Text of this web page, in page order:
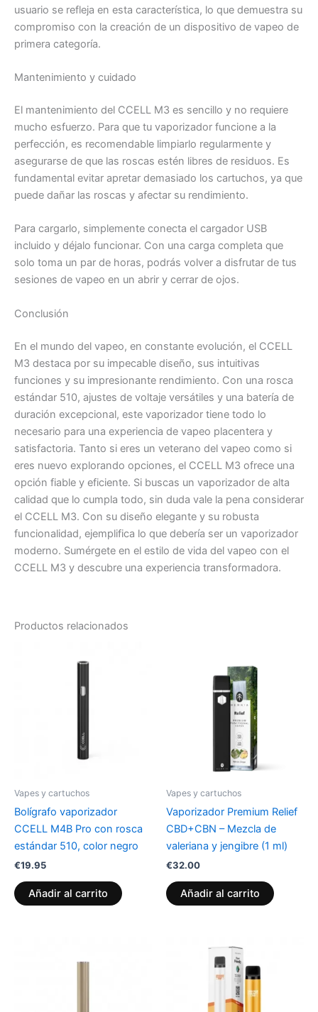
usuario se refleja en esta característica, lo que demuestra su
compromiso con la creación de un dispositivo de vapeo de
primera categoría.
Mantenimiento y cuidado
El mantenimiento del CCELL M3 es sencillo y no requiere
mucho esfuerzo. Para que tu vaporizador funcione a la
perfección, es recomendable limpiarlo regularmente y
asegurarse de que las roscas estén libres de residuos. Es
fundamental evitar apretar demasiado los cartuchos, ya que
puede dañar las roscas y afectar su rendimiento.
Para cargarlo, simplemente conecta el cargador USB
incluido y déjalo funcionar. Con una carga completa que
solo toma un par de horas, podrás volver a disfrutar de tus
sesiones de vapeo en un abrir y cerrar de ojos.
Conclusión
En el mundo del vapeo, en constante evolución, el CCELL
M3 destaca por su impecable diseño, sus intuitivas
funciones y su impresionante rendimiento. Con una rosca
estándar 510, ajustes de voltaje versátiles y una batería de
duración excepcional, este vaporizador tiene todo lo
necesario para una experiencia de vapeo placentera y
satisfactoria. Tanto si eres un veterano del vapeo como si
eres nuevo explorando opciones, el CCELL M3 ofrece una
opción fiable y eficiente. Si buscas un vaporizador de alta
calidad que lo cumpla todo, sin duda vale la pena considerar
el CCELL M3. Con su diseño elegante y su robusta
funcionalidad, ejemplifica lo que debería ser un vaporizador
moderno. Sumérgete en el estilo de vida del vapeo con el
CCELL M3 y descubre una experiencia transformadora.
Productos relacionados
Vapes y cartuchos
Bolígrafo vaporizador
CCELL M4B Pro con rosca
estándar 510, color negro
€19.95
Añadir al carrito
Vapes y cartuchos
Vaporizador Premium Relief
CBD+CBN – Mezcla de
valeriana y jengibre (1 ml)
€32.00
Añadir al carrito